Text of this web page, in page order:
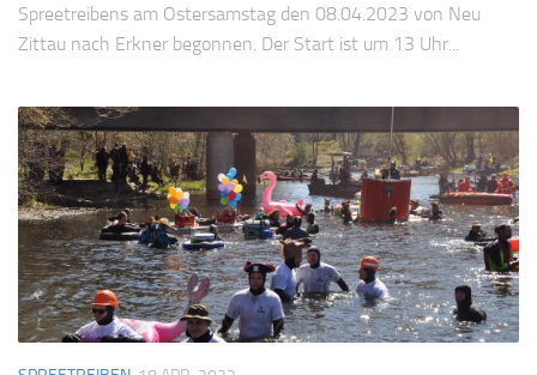
Spreetreibens am Ostersamstag den 08.04.2023 von Neu
Zittau nach Erkner begonnen. Der Start ist um 13 Uhr...